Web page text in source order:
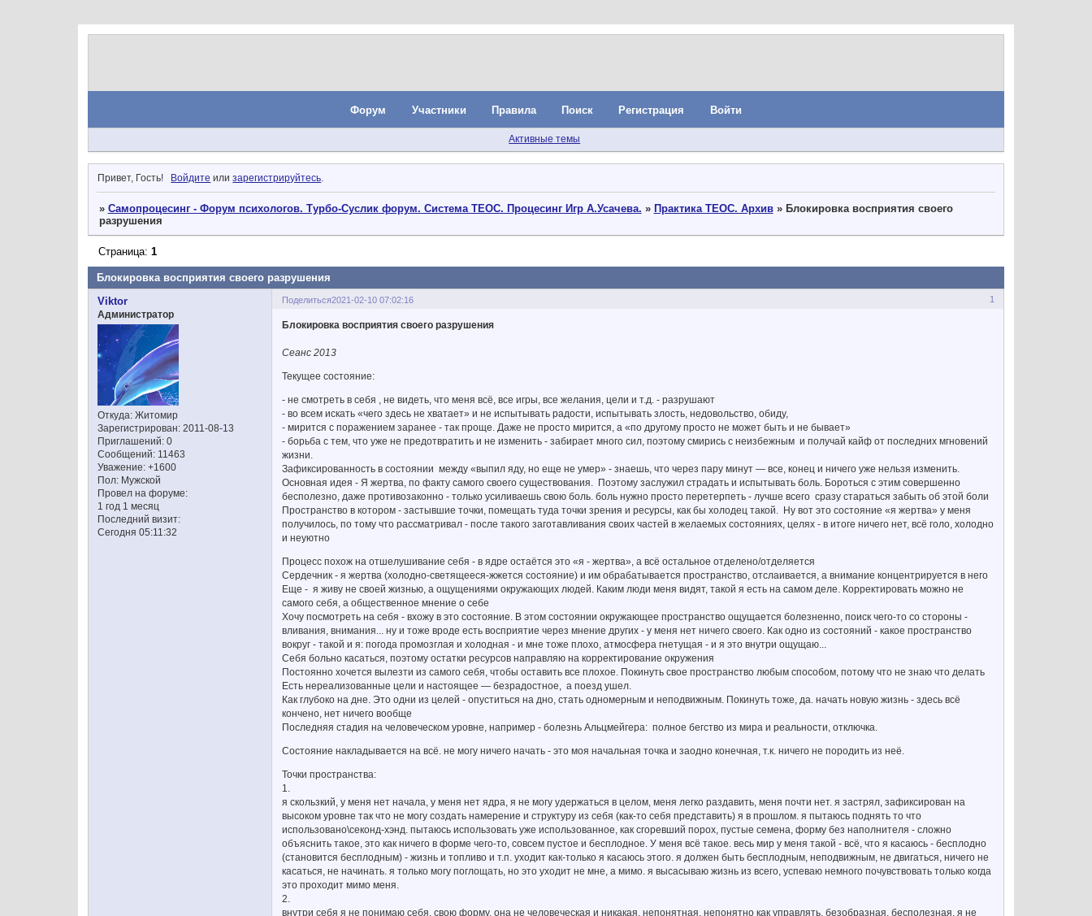
Форум Участники Правила Поиск Регистрация Войти
Активные темы
Привет, Гость! Войдите илизарегистрируйтесь
» Самопроцесинг - Форум психологов. Турбо-Суслик форум. Система ТЕОС. Процесинг Игр А.Усачева. » Практика ТЕОС. Архив » Блокировка восприятия своего
разрушения
Блокировка восприятия своего разрушения
Страница: 1
Поделиться 1
2021-02-10 07:02:16
Viktor
Администратор
Откуда: Житомир
Зарегистрирован: 2011-08-13
Приглашений: 0
Сообщений: 11463
Уважение: +1600
Пол: Мужской
Провел на форуме:
1 год 1 месяц
Последний визит:
Сегодня 05:11:32
Блокировка восприятия своего разрушения
Сеанс 2013
Текущее состояние:
- не смотреть в себя , не видеть, что меня всё, все игры, все желания, цели и т.д. - разрушают
- во всем искать «чего здесь не хватает» и не испытывать радости, испытывать злость, недовольство, обиду,
- мирится с поражением заранее - так проще. Даже не просто мирится, а «по другому просто не может быть и не бывает»
- борьба с тем, что уже не предотвратить и не изменить - забирает много сил, поэтому смирись с неизбежным и получай кайф от последних мгновений
жизни.
Зафиксированность в состоянии между «выпил яду, но еще не умер» - знаешь, что через пару минут — все, конец и ничего уже нельзя изменить.
Основная идея - Я жертва, по факту самого своего существования. Поэтому заслужил страдать и испытывать боль. Бороться с этим совершенно
бесполезно, даже противозаконно - только усиливаешь свою боль. боль нужно просто перетерпеть - лучше всего сразу стараться забыть об этой боли
Пространство в котором - застывшие точки, помещать туда точки зрения и ресурсы, как бы холодец такой. Ну вот это состояние «я жертва» у меня
получилось, по тому что рассматривал - после такого заготавливания своих частей в желаемых состояниях, целях - в итоге ничего нет, всё голо, холодно
и неуютно
Процесс похож на отшелушивание себя - в ядре остаётся это «я - жертва», а всё остальное отделено/отделяется
Сердечник - я жертва (холодно-светящееся-жжется состояние) и им обрабатывается пространство, отслаивается, а внимание концентрируется в него
Еще - я живу не своей жизнью, а ощущениями окружающих людей. Каким люди меня видят, такой я есть на самом деле. Корректировать можно не
самого себя, а общественное мнение о себе
Хочу посмотреть на себя - вхожу в это состояние. В этом состоянии окружающее пространство ощущается болезненно, поиск чего-то со стороны -
вливания, внимания... ну и тоже вроде есть восприятие через мнение других - у меня нет ничего своего. Как одно из состояний - какое пространство
вокруг - такой и я: погода промозглая и холодная - и мне тоже плохо, атмосфера гнетущая - и я это внутри ощущаю...
Себя больно касаться, поэтому остатки ресурсов направляю на корректирование окружения
Постоянно хочется вылезти из самого себя, чтобы оставить все плохое. Покинуть свое пространство любым способом, потому что не знаю что делать
Есть нереализованные цели и настоящее — безрадостное, а поезд ушел.
Как глубоко на дне. Это одни из целей - опуститься на дно, стать одномерным и неподвижным. Покинуть тоже, да. начать новую жизнь - здесь всё
кончено, нет ничего вообще
Последняя стадия на человеческом уровне, например - болезнь Альцмейгера: полное бегство из мира и реальности, отключка.
Состояние накладывается на всё. не могу ничего начать - это моя начальная точка и заодно конечная, т.к. ничего не породить из неё.
Точки пространства:
1.
я скользкий, у меня нет начала, у меня нет ядра, я не могу удержаться в целом, меня легко раздавить, меня почти нет. я застрял, зафиксирован на
высоком уровне так что не могу создать намерение и структуру из себя (как-то себя представить) я в прошлом. я пытаюсь поднять то что
использовано\секонд-хэнд. пытаюсь использовать уже использованное, как сгоревший порох, пустые семена, форму без наполнителя - сложно
объяснить такое, это как ничего в форме чего-то, совсем пустое и бесплодное. У меня всё такое. весь мир у меня такой - всё, что я касаюсь - бесплодно
(становится бесплодным) - жизнь и топливо и т.п. уходит как-только я касаюсь этого. я должен быть бесплодным, неподвижным, не двигаться, ничего не
касаться, не начинать. я только могу поглощать, но это уходит не мне, а мимо. я высасываю жизнь из всего, успеваю немного почувствовать только когда
это проходит мимо меня.
2.
внутри себя я не понимаю себя, свою форму. она не человеческая и никакая, непонятная, непонятно как управлять, безобразная, бесполезная. я не